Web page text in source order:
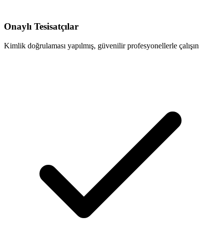
Onaylı Tesisatçılar
Kimlik doğrulaması yapılmış, güvenilir profesyonellerle çalışın